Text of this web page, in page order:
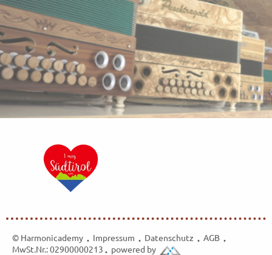
© Harmonicademy • Impressum • Datenschutz • AGB •
MwSt.Nr.: 02900000213 • powered by